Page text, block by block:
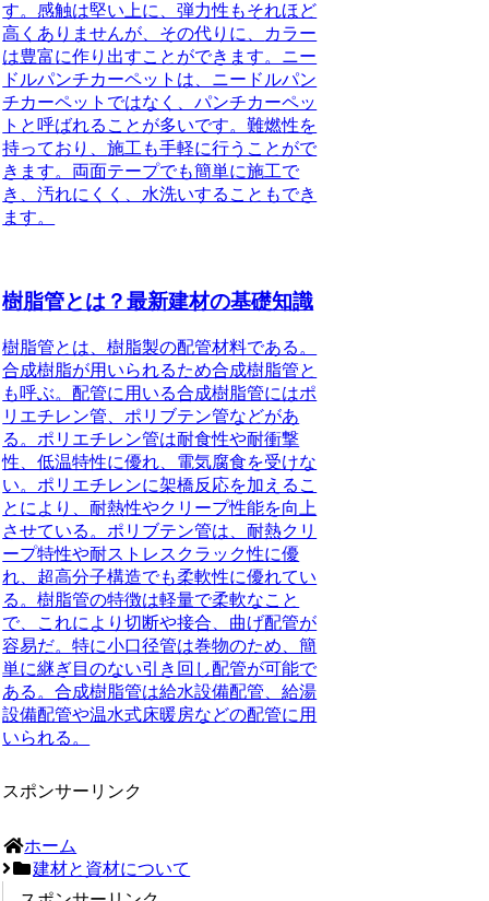
す。感触は堅い上に、弾力性もそれほど
高くありませんが、その代りに、
カラー
は豊富に作り出すことができます。ニー
ドルパンチカーペットは、ニードルパン
チカーペットではなく、パンチカーペッ
トと呼ばれることが多いです。難燃性を
持っており、施工も手軽に行うことがで
きます。両面テープでも簡単に施工で
き、汚れにくく、水洗いすることもでき
ます。
樹脂管とは？最新建材の基礎知識
樹脂管とは 、樹脂製の配管材料である。
合成樹脂が用いられるため合成樹脂管と
も呼ぶ。配管に用いる合成樹脂管にはポ
リエチレン管、ポリブテン管などがあ
る。ポリエチレン管は耐食性や耐衝撃
性、低温特性に優れ、電気腐食を受けな
い。ポリエチレンに架橋反応を加えるこ
とにより、耐熱性やクリープ性能を向上
させている 。ポリブテン管は、耐熱クリ
ープ特性や耐ストレスクラック性に優
れ、超高分子構造でも柔軟性に優れてい
る 。樹脂管の特徴は軽量で柔軟なこと
で、これにより切断や接合、曲げ配管が
容易だ。特に小口径管は巻物のため、簡
単に継ぎ目のない引き回し配管が可能で
ある。合成樹脂管は給水設備配管、給湯
設備配管や温水式床暖房などの配管に用
いられる。
スポンサーリンク
ホーム
建材と資材について